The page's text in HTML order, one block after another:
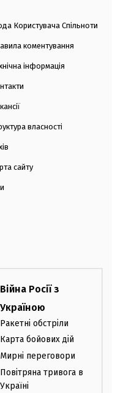
Користувача Спільноти
коментування
інформація
власності
сайту
Війна Росії з
Україною
Ракетні обстріли
Карта бойових дій
Мирні переговори
Повітряна тривога в
Україні